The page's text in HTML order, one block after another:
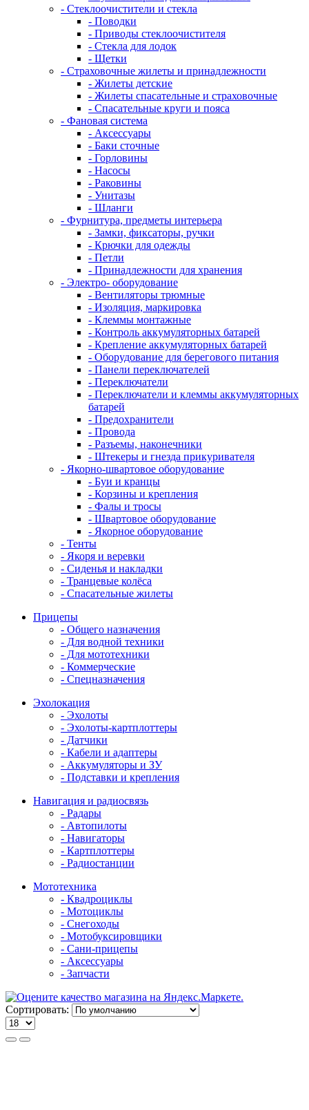
- Стеклоочистители и стекла
- Поводки
- Приводы стеклоочистителя
- Стекла для лодок
- Щетки
- Страховочные жилеты и принадлежности
- Жилеты детские
- Жилеты спасательные и страховочные
- Спасательные круги и пояса
- Фановая система
- Аксессуары
- Баки сточные
- Горловины
- Насосы
- Раковины
- Унитазы
- Шланги
- Фурнитура, предметы интерьера
- Замки, фиксаторы, ручки
- Крючки для одежды
- Петли
- Принадлежности для хранения
- Электро- оборудование
- Вентиляторы трюмные
- Изоляция, маркировка
- Клеммы монтажные
- Контроль аккумуляторных батарей
- Крепление аккумуляторных батарей
- Оборудование для берегового питания
- Панели переключателей
- Переключатели
- Переключатели и клеммы аккумуляторных
батарей
- Предохранители
- Провода
- Разъемы, наконечники
- Штекеры и гнезда прикуривателя
- Якорно-швартовое оборудование
- Буи и кранцы
- Корзины и крепления
- Фалы и тросы
- Швартовое оборудование
- Якорное оборудование
- Тенты
- Якоря и веревки
- Сиденья и накладки
- Транцевые колёса
- Спасательные жилеты
Прицепы
- Общего назначения
- Для водной техники
- Для мототехники
- Коммерческие
- Спецназначения
Эхолокация
- Эхолоты
- Эхолоты-картплоттеры
- Датчики
- Кабели и адаптеры
- Аккумуляторы и ЗУ
- Подставки и крепления
Навигация и радиосвязь
- Радары
- Автопилоты
- Навигаторы
- Картплоттеры
- Радиостанции
Мототехника
- Квадроциклы
- Мотоциклы
- Снегоходы
- Мотобуксировщики
- Сани-прицепы
- Аксессуары
- Запчасти
Сортировать: